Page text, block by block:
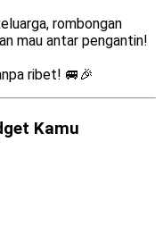
rombongan
mau antar pengantin!
ribet! 🚐🎉
Kamu